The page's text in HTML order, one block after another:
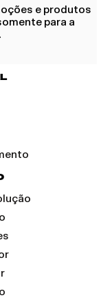
e produtos
para a